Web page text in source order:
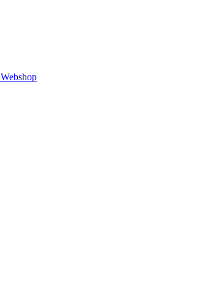
Webshop